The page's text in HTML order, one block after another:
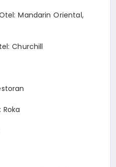
Mandarin Oriental,
Churchill